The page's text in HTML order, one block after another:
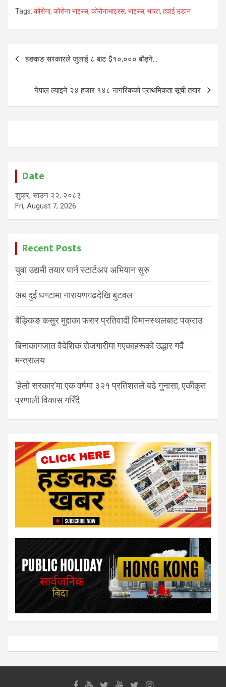
Tags: कोरोना, कोरोना भाइरस, कोरोनाभाइरस, भाइरस, भारत, हवाई उडान
Post
navigation
हङकङ सरकारले जुलाई ८ बाट $१०,००० बाँड्ने…
नेपाल ल्याइने २४ हजार १४८ नागरिकको प्राथमिकता सूची तयार
Date
शुक्र, साउन २२, २०८३
Fri, August 7, 2026
Recent Posts
युवा उद्यमी तयार पार्न स्टार्टअप अभियान सुरु
अब दुई घण्टामा नारायणगढदेखि बुटवल
बैङ्किङ कसुर मुद्दाका फरार प्रतिवादी विमानस्थलबाट पक्राउ
बिनाकागजात वैदेशिक रोजगारीमा गएकाहरूको उद्धार गर्दै
मन्त्रालय
‘हेलो सरकार’मा एक वर्षमा ३२१ प्रतिशतले बढे गुनासा, एकीकृत
प्रणाली विकास गरिँदै